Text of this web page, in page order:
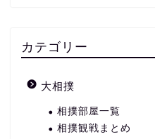
カテゴリー
大相撲
相撲部屋一覧
相撲観戦まとめ